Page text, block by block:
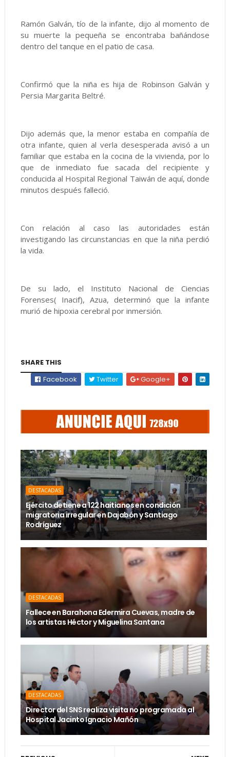
Ramón Galván, tío de la infante, dijo al momento de
su muerte la pequeña se encontraba bañándose
dentro del tanque en el patio de casa.
Confirmó que la niña es hija de Robinson Galván y
Persia Margarita Beltré.
Dijo además que, la menor estaba en compañía de
otra infante, quien al verla desesperada avisó a un
familiar que estaba en la cocina de la vivienda, por lo
que de inmediato fue sacada del recipiente y
conducida al Hospital Regional Taiwán de aquí, donde
minutos después falleció.
Con relación al caso las autoridades están
investigando las circunstancias en que la niña perdió
la vida.
De su lado, el Instituto Nacional de Ciencias
Forenses( Inacif), Azua, determinó que la infante
murió de hipoxia cerebral por inmersión.
SHARE THIS
Facebook
Twitter Google+
DESTACADAS
Ejército detiene a 122 haitianos en condición
migratoria irregular en Dajabón y Santiago
Rodríguez
DESTACADAS
Fallece en Barahona Edermira Cuevas, madre de
los artistas Héctor y Miguelina Santana
DESTACADAS
Director del SNS realiza visita no programada al
Hospital Jacinto Ignacio Mañón